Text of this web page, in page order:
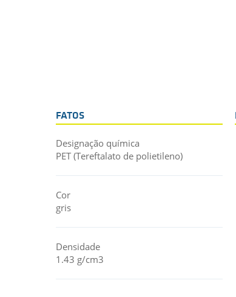
FATOS
Designação química
PET (Tereftalato de polietileno)
Cor
gris
Densidade
1.43 g/cm3